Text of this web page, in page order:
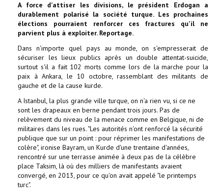
EGLISE
LE CENTRE
CONTACT
A force d'attiser les divisions, le président Erdogan a
durablement polarisé la société turque. Les prochaines
élections pourraient renforcer ces fractures qu'il ne
parvient plus à exploiter. Reportage.
Dans n'importe quel pays au monde, on s'empresserait de
sécuriser les lieux publics après un double attentat-suicide,
surtout s'il a fait 102 morts comme lors de la marche pour la
paix à Ankara, le 10 octobre, rassemblant des militants de
gauche et de la cause kurde.
A Istanbul, la plus grande ville turque, on n'a rien vu, si ce ne
sont les drapeaux en berne pendant trois jours. Pas de
relèvement du niveau de la menace comme en Belgique, ni de
militaires dans les rues. "Les autorités n'ont renforcé la sécurité
publique que sur un point : pour réprimer les manifestations de
colère", ironise Bayram, un Kurde d'une trentaine d'années,
rencontré sur une terrasse animée à deux pas de la célèbre
place Taksim, là où des milliers de manifestants avaient
convergé, en 2013, pour ce qu'on avait appelé "le printemps
turc".